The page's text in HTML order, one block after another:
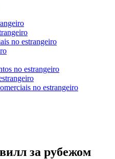
no estrangeiro
no estrangeiro
no estrangeiro
за рубежом